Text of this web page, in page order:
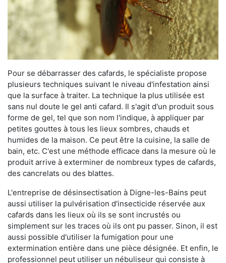
Pour se débarrasser des cafards, le spécialiste propose
plusieurs techniques suivant le niveau d'infestation ainsi
que la surface à traiter. La technique la plus utilisée est
sans nul doute le gel anti cafard. Il s'agit d'un produit sous
forme de gel, tel que son nom l'indique, à appliquer par
petites gouttes à tous les lieux sombres, chauds et
humides de la maison. Ce peut être la cuisine, la salle de
bain, etc. C'est une méthode efficace dans la mesure où le
produit arrive à exterminer de nombreux types de cafards,
des cancrelats ou des blattes.
L'entreprise de désinsectisation à Digne-les-Bains peut
aussi utiliser la pulvérisation d'insecticide réservée aux
cafards dans les lieux où ils se sont incrustés ou
simplement sur les traces où ils ont pu passer. Sinon, il est
aussi possible d'utiliser la fumigation pour une
extermination entière dans une pièce désignée. Et enfin, le
professionnel peut utiliser un nébuliseur qui consiste à